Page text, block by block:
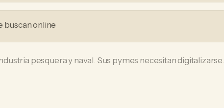
buscan online
pesquera y naval. Sus pymes necesitan digitalizarse.